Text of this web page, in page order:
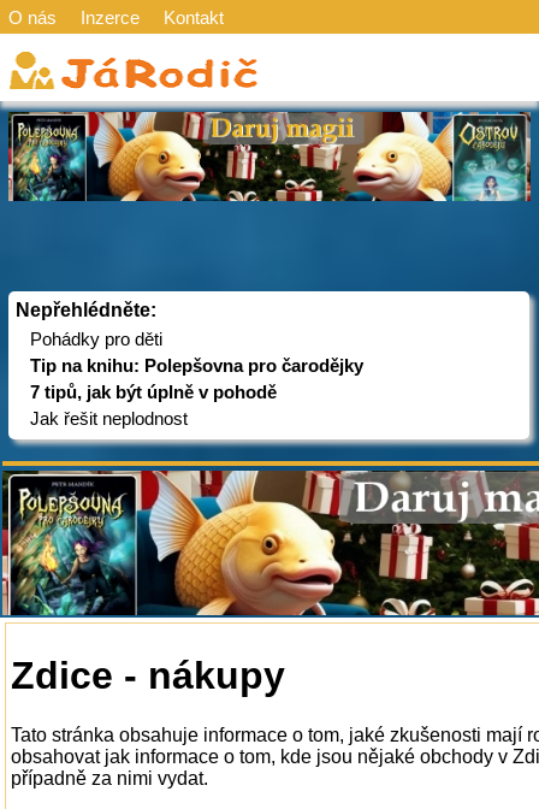
O nás Inzerce Kontakt
Nepřehlédněte:
Pohádky pro děti
Tip na knihu: Polepšovna pro čarodějky
7 tipů, jak být úplně v pohodě
Jak řešit neplodnost
Zdice - nákupy
Tato stránka obsahuje informace o tom, jaké zkušenosti mají
obsahovat jak informace o tom, kde jsou nějaké obchody v
případně za nimi vydat.